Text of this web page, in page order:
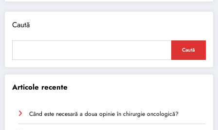
Caută
Caută
Articole recente
Când este necesară a doua opinie în chirurgie oncologică?